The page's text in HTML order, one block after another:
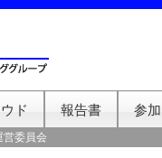
ド 報告書 参
営委員会